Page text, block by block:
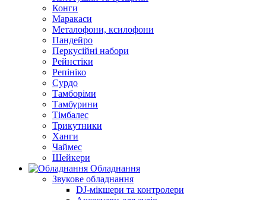
Конги
Маракаси
Металофони, ксилофони
Пандейро
Перкусійні набори
Рейнстіки
Репініко
Сурдо
Тамборіми
Тамбурини
Тімбалес
Трикутники
Ханги
Чаймес
Шейкери
Обладнання
Звукове обладнання
DJ-мікшери та контролери